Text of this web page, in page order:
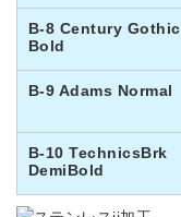
B-8 Century Gothic
Bold
B-9 Adams Normal
B-10 TechnicsBrk
DemiBold